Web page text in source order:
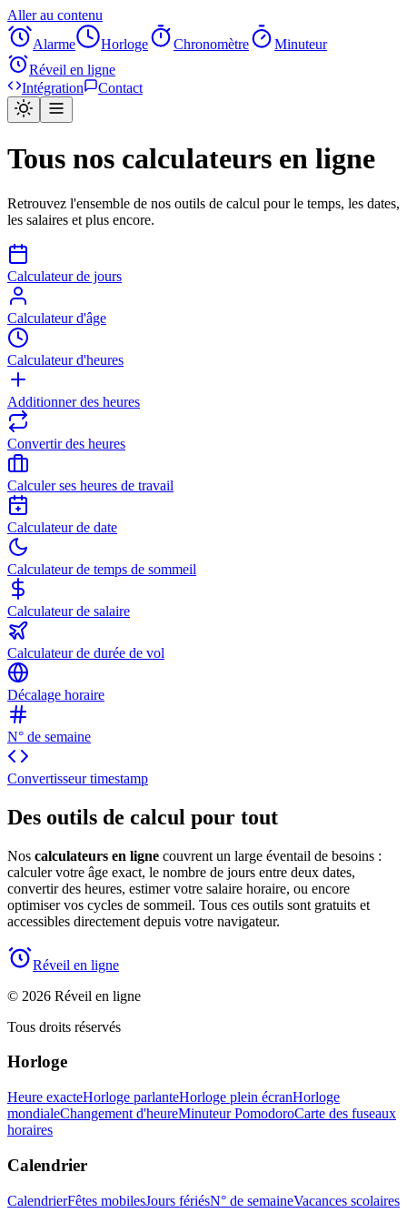
Aller au contenu
Alarme
Horloge Chronomètre
Minuteur
Réveil en ligne
Intégration
Contact
Tous nos calculateurs en ligne
Retrouvez l'ensemble de nos outils de calcul pour le temps, les dates,
les salaires et plus encore.
Calculateur de jours
Calculateur d'âge
Calculateur d'heures
Additionner des heures
Convertir des heures
Calculer ses heures de travail
Calculateur de date
Calculateur de temps de sommeil
Calculateur de salaire
Calculateur de durée de vol
Décalage horaire
N° de semaine
Convertisseur timestamp
Des outils de calcul pour tout
Nos calculateurs en ligne couvrent un large éventail de besoins :
calculer votre âge exact, le nombre de jours entre deux dates,
convertir des heures, estimer votre salaire horaire, ou encore
optimiser vos cycles de sommeil. Tous ces outils sont gratuits et
accessibles directement depuis votre navigateur.
Réveil en ligne
© 2026 Réveil en ligne
Tous droits réservés
Horloge
Heure exacteHorloge parlanteHorloge plein écranHorloge
mondialeChangement d'heureMinuteur PomodoroCarte des fuseaux
horaires
Calendrier
CalendrierFêtes mobilesJours fériésN° de semaineVacances scolaires